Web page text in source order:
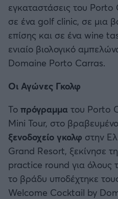
εγκαταστάσεις του Porto
σε ένα golf clinic, σε μια
επίσης και σε ένα wine
ενιαίο βιολογικό
Domaine Porto Carras.
Οι Αγώνες Γκολφ
Το πρόγραμμα του Porto
Mini Tour, στο
ξενοδοχείο γκολφ στην
Grand Resort, ξεκίνησε
practice round για όλους
το βράδυ υποδέχτηκε
Welcome Cocktail by